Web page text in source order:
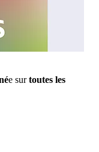
e surtoutes les